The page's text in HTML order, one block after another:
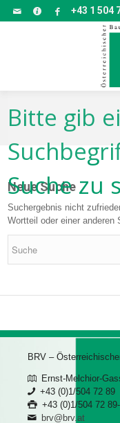
+43 1 504
Bitte gib
Suche zu
Neue Suche
Suchergebnis nicht
Wortteil oder einer anderen
BRV –
Ernst-Melchior-
+43 (0)1/504 72 89
+43 (0)1/504 72
brv@brv.at